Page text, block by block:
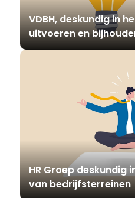
VDBH, deskundig in
uitvoeren en
HR Groep deskundig
van bedrijfsterreinen